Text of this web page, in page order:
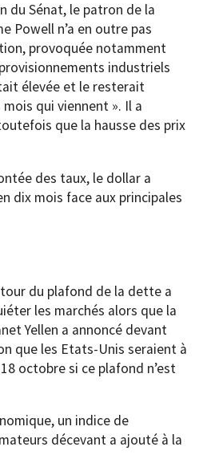
du Sénat, le patron de la
Powell n’a en outre pas
provoquée notamment
industriels
élevée et le resterait
qui viennent ». Il a
que la hausse des prix
des taux, le dollar a
dix mois face aux principales
du plafond de la dette a
les marchés alors que la
Yellen a annoncé devant
que les Etats-Unis seraient à
octobre si ce plafond n’est
un indice de
décevant a ajouté à la